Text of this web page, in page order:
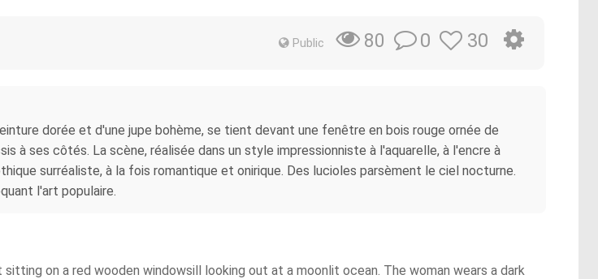
Public 80 0 30
dorée et d'une jupe bohème, se tient devant une fenêtre en bois rouge ornée de
à ses côtés. La scène, réalisée dans un style impressionniste à l'aquarelle, à l'encre à
surréaliste, à la fois romantique et onirique. Des lucioles parsèment le ciel nocturne.
l'art populaire.
on a red wooden windowsill looking out at a moonlit ocean. The woman wears a dark